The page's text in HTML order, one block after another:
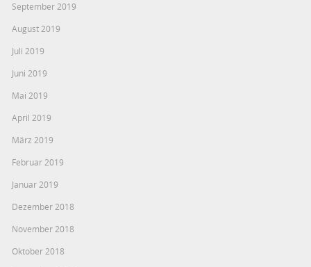
September 2019
August 2019
Juli 2019
Juni 2019
Mai 2019
April 2019
März 2019
Februar 2019
Januar 2019
Dezember 2018
November 2018
Oktober 2018